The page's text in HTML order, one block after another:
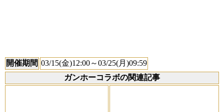
開催期間 03/15(金)12:00～03/25(月)09:59
ガンホーコラボの関連記事